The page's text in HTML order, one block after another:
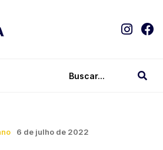
6 de julho de 2022